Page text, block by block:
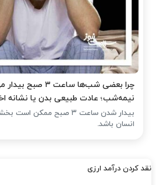
چرا بعضی شب‌ها
نیمه‌شب؛ عادت طبیعی بدن یا نشانه
بیدار شدن ساعت ۳ صبح
انسان باشد.
نقد کردن درآمد ارزی